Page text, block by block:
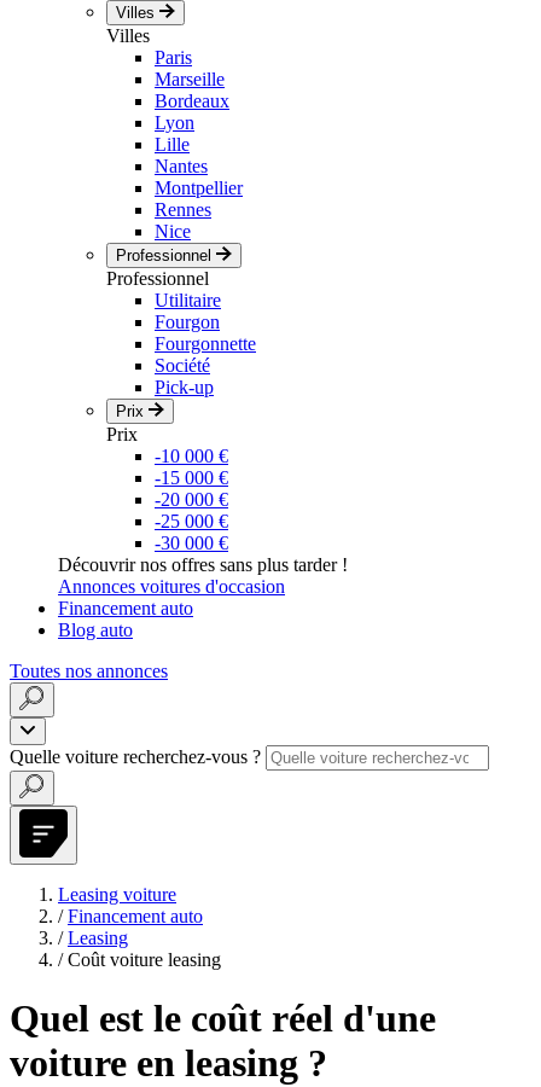
Villes
Villes
Paris
Marseille
Bordeaux
Lyon
Lille
Nantes
Montpellier
Rennes
Nice
Professionnel
Professionnel
Utilitaire
Fourgon
Fourgonnette
Société
Pick-up
Prix
Prix
-10 000 €
-15 000 €
-20 000 €
-25 000 €
-30 000 €
Découvrir nos offres sans plus tarder !
Annonces voitures d'occasion
Financement auto
Blog auto
Toutes nos annonces
Quelle voiture recherchez-vous ?
Leasing voiture
/ Financement auto
/ Leasing
/ Coût voiture leasing
Quel est le coût réel d'une
voiture en leasing ?